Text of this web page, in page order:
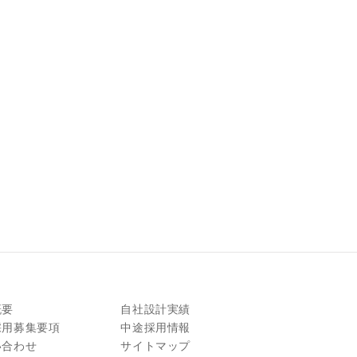
自社設計実績
募集要項
中途採用情報
わせ
サイトマップ